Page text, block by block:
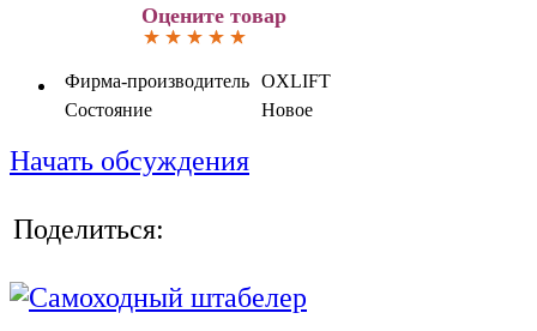
Оцените товар
Фирма-производитель OXLIFT
Состояние
Новое
Начать обсуждения
Поделиться: